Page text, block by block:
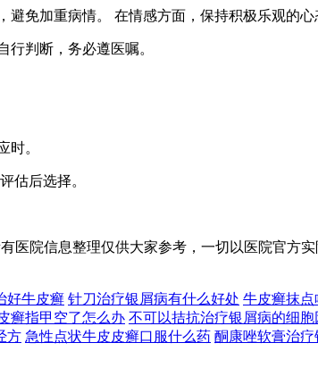
免加重病情。 在情感方面，保持积极乐观的
判断，务必遵医嘱。
时。
估后选择。
医院信息整理仅供大家参考，一切以医院官方
好牛皮癣 针刀治疗银屑病有什么好处 牛皮癣抹点
癣指甲空了怎么办 不可以拮抗治疗银屑病的细胞
方 急性点状牛皮皮癣口服什么药 酮康唑软膏治疗